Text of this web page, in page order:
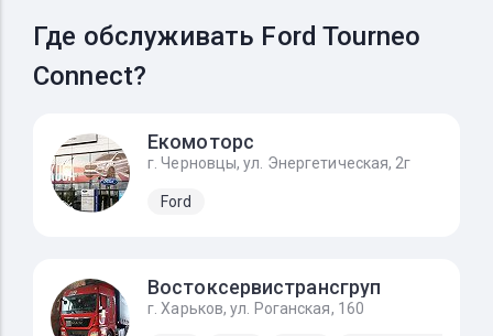
Где обслуживать Ford Tourneo
Connect?
Екомоторс
г. Черновцы, ул. Энергетическая, 2г
Ford
Востоксервистрансгруп
г. Харьков, ул. Роганская, 160